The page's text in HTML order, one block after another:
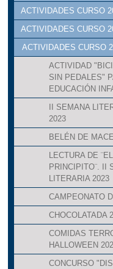
ACTIVIDADES CURSO
ACTIVIDADES CURSO
ACTIVIDADES CURSO
ACTIVIDAD
SIN PEDALES"
EDUCACIÓN
II SEMANA
2023
BELÉN DE
LECTURA DE ¨EL
PRINCIPITO¨. II
LITERARIA 2023
CAMPEONATO
CHOCOLATADA
COMIDAS
HALLOWEEN
CONCURSO